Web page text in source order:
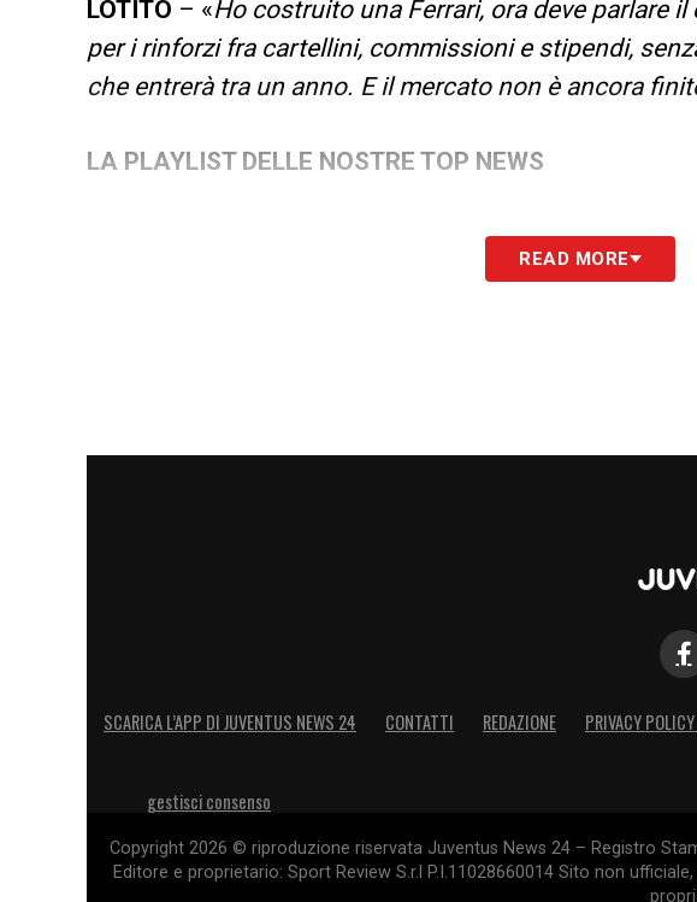
LOTITO – «Ho costruito una Ferrari, ora deve parlare
per i rinforzi fra cartellini, commissioni e stipendi,
che entrerà tra un anno. E il mercato non è ancora
LA PLAYLIST DELLE NOSTRE TOP NEWS
READ MORE
SCARICA L’APP DI JUVENTUS NEWS 24 CONTATTI REDAZIONE PRIVACY
gestisci consenso
Copyright 2026 © riproduzione riservata Juventus News 24 – Registro
Editore e proprietario: Sport Review S.r.l P.I.11028660014 Sito non